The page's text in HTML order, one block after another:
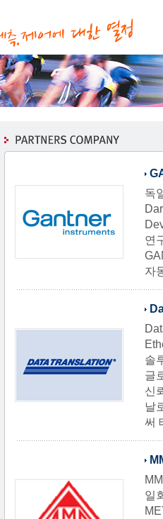
독
연
자
솔
글
신
날
써
일